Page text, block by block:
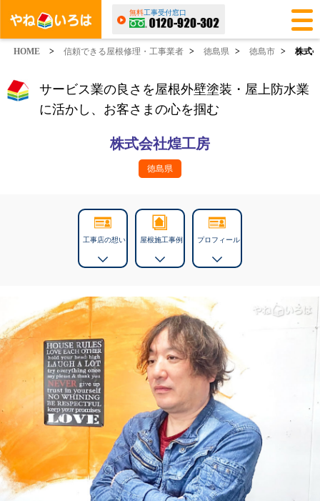
無料工事受付窓口
HOME > 信頼できる屋根修理・工事業者 > 徳島県 > 徳島市 > 株式
サービス業の良さを屋根外壁塗装・屋上防水業
に活かし、お客さまの心を掴む
株式会社煌工房
徳島県
工事店の想い 屋根施工事例 プロフィール